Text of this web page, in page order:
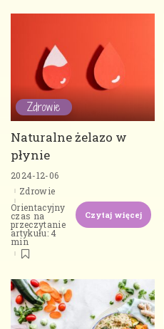
Zdrowie
Naturalne żelazo w
płynie
2024-12-06
Zdrowie
Orientacyjny
czas na
przeczytanie
artykułu: 4
min
Czytaj więcej